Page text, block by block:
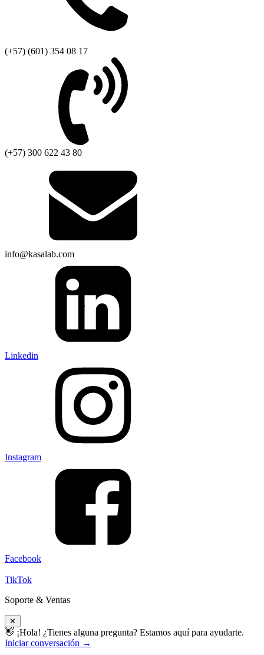
(+57) (601) 354 08 17
(+57) 300 622 43 80
info@kasalab.com
Linkedin
Instagram
Facebook
TikTok
Soporte & Ventas
✕
👋 ¡Hola! ¿Tienes alguna pregunta? Estamos aquí para ayudarte.
Iniciar conversación →